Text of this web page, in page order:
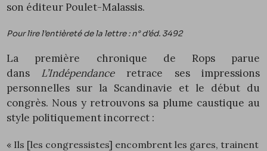
son éditeur Poulet-Malassis.
Pour lire l’entièreté de la lettre : n° d’éd. 3492
La première chronique de Rops
parue
dans L’Indépendanceretrace ses impressions
personnelles sur la Scandinavie et le début du
congrès. Nous y retrouvons sa plume caustique au
style politiquement incorrect :
« Ils [les congressistes] encombrent les gares, trainent